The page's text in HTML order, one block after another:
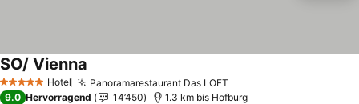
5 Sterne Hotel Panoramarestaurant Das LOFT
SO/ Vienna
9.0 Hervorragend 14’450 1.3 km bis Hofburg